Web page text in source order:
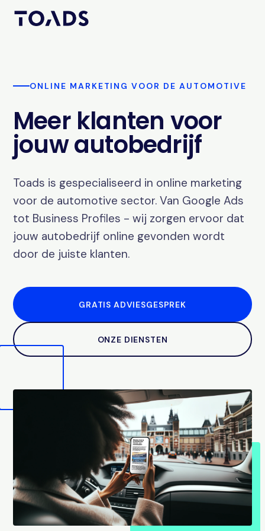
ONLINE MARKETING VOOR DE AUTOMOTIVE
Meer klanten voor
jouw autobedrijf
Toads is gespecialiseerd in online marketing
voor de automotive sector. Van Google Ads
tot Business Profiles - wij zorgen ervoor dat
jouw autobedrijf online gevonden wordt
door de juiste klanten.
GRATIS ADVIESGESPREK
ONZE DIENSTEN